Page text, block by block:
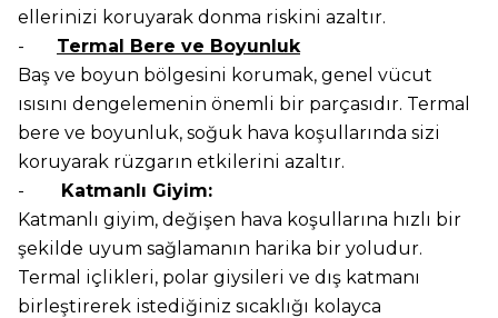
ellerinizi koruyarak donma riskini azaltır.
-
Termal Bere ve Boyunluk
Baş ve boyun bölgesini korumak, genel vücut
ısısını dengelemenin önemli bir parçasıdır. Termal
bere ve boyunluk, soğuk hava koşullarında sizi
koruyarak rüzgarın etkilerini azaltır.
-
Katmanlı Giyim:
Katmanlı giyim, değişen hava koşullarına hızlı bir
şekilde uyum sağlamanın harika bir yoludur.
Termal içlikleri, polar giysileri ve dış katmanı
birleştirerek istediğiniz sıcaklığı kolayca